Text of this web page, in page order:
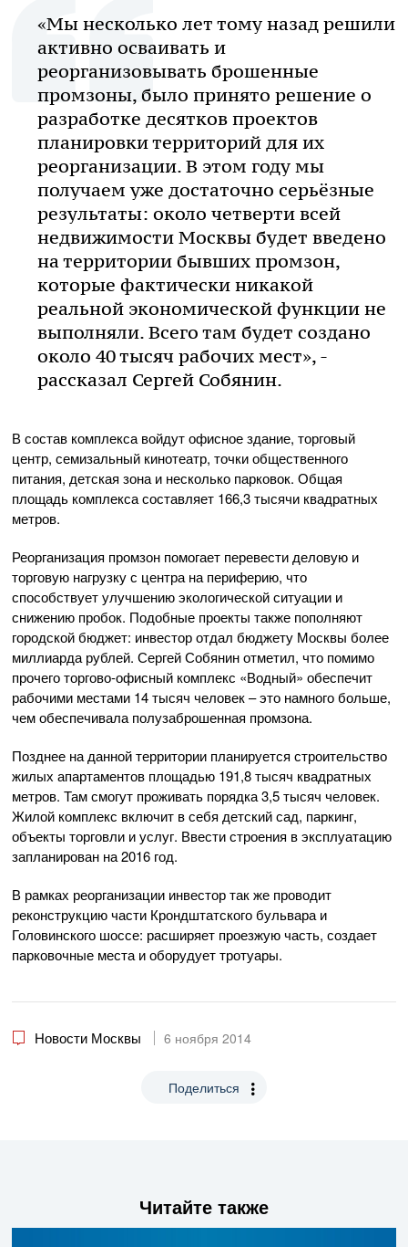
«Мы несколько лет тому назад решили
активно осваивать и
реорганизовывать брошенные
промзоны, было принято решение о
разработке десятков проектов
планировки территорий для их
реорганизации. В этом году мы
получаем уже достаточно серьёзные
результаты: около четверти всей
недвижимости Москвы будет введено
на территории бывших промзон,
которые фактически никакой
реальной экономической функции не
выполняли. Всего там будет создано
около 40 тысяч рабочих мест», -
рассказал Сергей Собянин.
В состав комплекса войдут офисное здание, торговый
центр, семизальный кинотеатр, точки общественного
питания, детская зона и несколько парковок. Общая
площадь комплекса составляет 166,3 тысячи квадратных
метров.
Реорганизация промзон помогает перевести деловую и
торговую нагрузку с центра на периферию, что
способствует улучшению экологической ситуации и
снижению пробок. Подобные проекты также пополняют
городской бюджет: инвестор отдал бюджету Москвы более
миллиарда рублей. Сергей Собянин отметил, что помимо
прочего торгово-офисный комплекс «Водный» обеспечит
рабочими местами 14 тысяч человек – это намного больше,
чем обеспечивала полузаброшенная промзона.
Позднее на данной территории планируется строительство
жилых апартаментов площадью 191,8 тысяч квадратных
метров. Там смогут проживать порядка 3,5 тысяч человек.
Жилой комплекс включит в себя детский сад, паркинг,
объекты торговли и услуг. Ввести строения в эксплуатацию
запланирован на 2016 год.
В рамках реорганизации инвестор так же проводит
реконструкцию части Крондштатского бульвара и
Головинского шоссе: расширяет проезжую часть, создает
парковочные места и оборудует тротуары.
Новости Москвы 6 ноября 2014
Поделиться
Читайте также